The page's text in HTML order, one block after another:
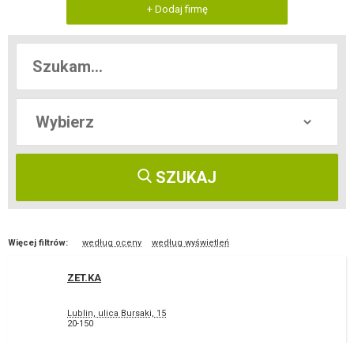
+ Dodaj firmę
SZUKAJ
Więcej filtrów: według oceny według wyświetleń
ZET.KA
Lublin, ulica Bursaki, 15
20-150